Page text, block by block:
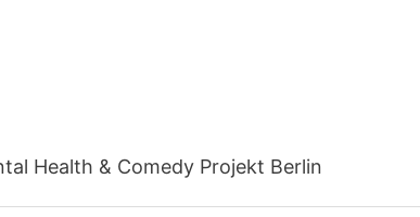
Health & Comedy Projekt Berlin